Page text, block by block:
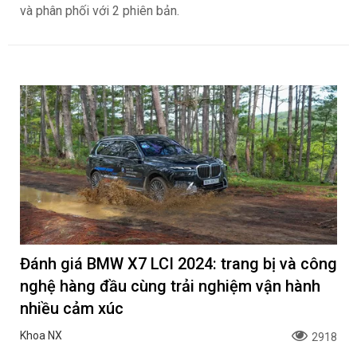
và phân phối với 2 phiên bản.
Đánh giá BMW X7 LCI 2024: trang bị và công
nghệ hàng đầu cùng trải nghiệm vận hành
nhiều cảm xúc
Khoa NX 2918